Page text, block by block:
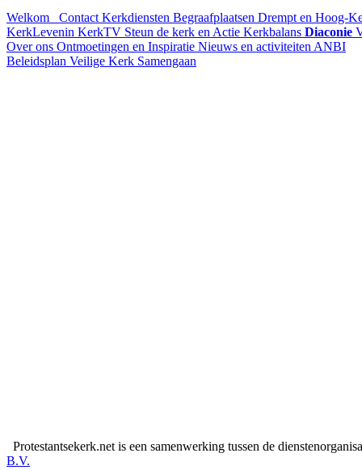
Welkom Contact Kerkdiensten Begraafplaatsen Drempt en Hoog-
KerkLevenin KerkTV Steun de kerk en Actie Kerkbalans Diaconie
Over ons Ontmoetingen en Inspiratie Nieuws en activiteiten ANBI
Beleidsplan Veilige Kerk Samengaan
Protestantsekerk.net is een samenwerking tussen de
B.V.